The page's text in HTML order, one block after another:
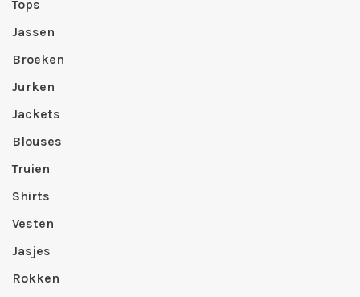
Tops
Jassen
Broeken
Jurken
Jackets
Blouses
Truien
Shirts
Vesten
Jasjes
Rokken